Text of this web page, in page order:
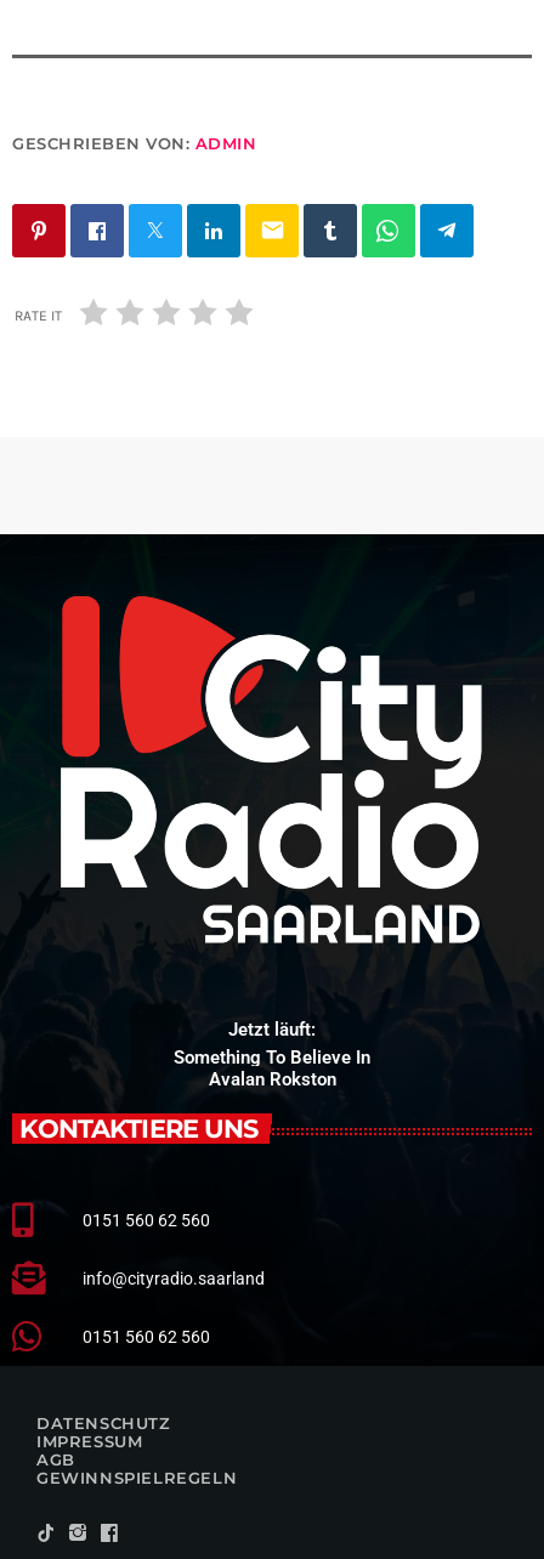
GESCHRIEBEN VON: ADMIN
email
RATE IT
Jetzt läuft:
Something To Believe In
Avalan Rokston
KONTAKTIERE UNS
0151 560 62 560
info@cityradio.saarland
0151 560 62 560
DATENSCHUTZ
IMPRESSUM
AGB
GEWINNSPIELREGELN